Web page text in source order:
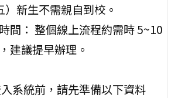
）新生不需親自到校。
間： 整個線上流程約需時 5~10
建議提早辦理。
系統前，請先準備以下資料